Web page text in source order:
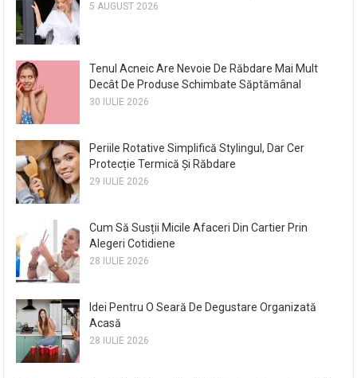
5 AUGUST 2026
Tenul Acneic Are Nevoie De Răbdare Mai Mult
Decât De Produse Schimbate Săptămânal
30 IULIE 2026
Periile Rotative Simplifică Stylingul, Dar Cer
Protecție Termică Și Răbdare
29 IULIE 2026
Cum Să Susții Micile Afaceri Din Cartier Prin
Alegeri Cotidiene
28 IULIE 2026
Idei Pentru O Seară De Degustare Organizată
Acasă
28 IULIE 2026